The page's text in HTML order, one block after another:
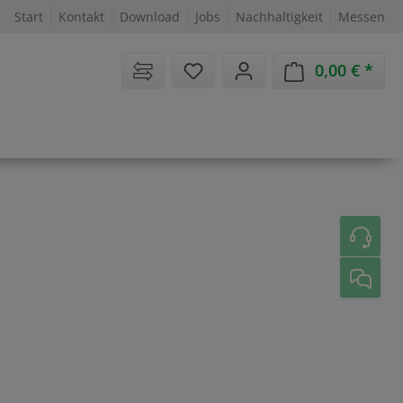
Start Kontakt Download Jobs Nachhaltigkeit Messen
Sie haben 0 Artikel auf dem
0,00 €